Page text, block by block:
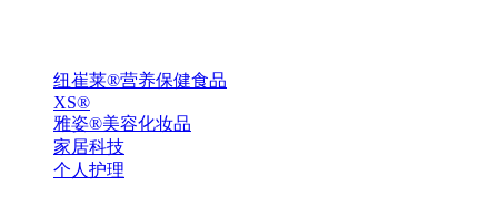
纽崔莱®营养保健食品
XS®
雅姿®美容化妆品
家居科技
个人护理